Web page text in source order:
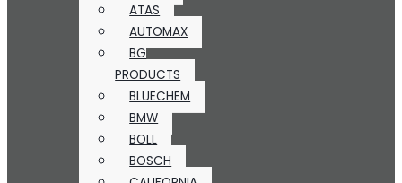
ATAS
AUTOMAX
BG
PRODUCTS
BLUECHEM
BMW
BOLL
BOSCH